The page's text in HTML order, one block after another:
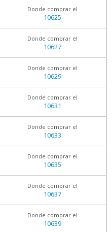
Donde comprar el
10625
Donde comprar el
10627
Donde comprar el
10629
Donde comprar el
10631
Donde comprar el
10633
Donde comprar el
10635
Donde comprar el
10637
Donde comprar el
10639